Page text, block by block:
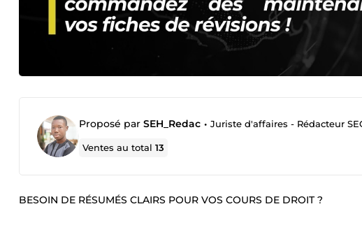
Proposé par SEH_Redac • Juriste d'affaires - Rédacteur
Ventes au total13
BESOIN DE RÉSUMÉS CLAIRS POUR VOS COURS DE DROIT ?